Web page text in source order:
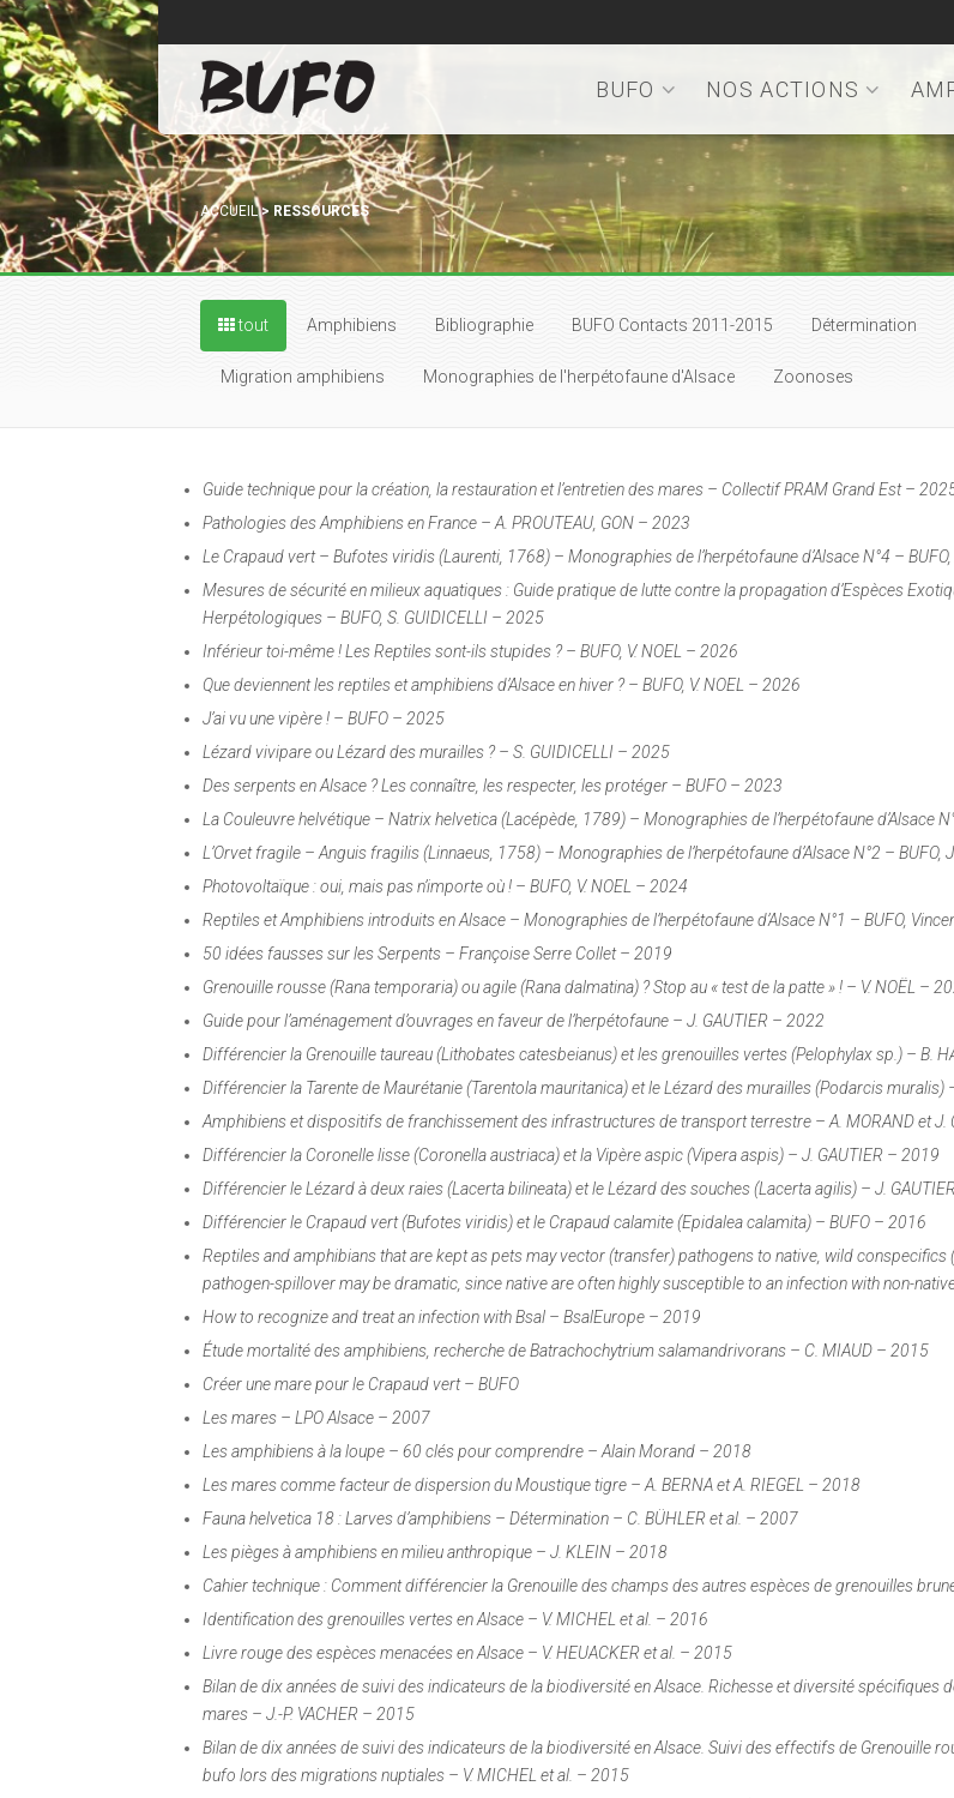
BUFO NOS ACTIONS
ACCUEIL> RESSOURCES
tout Amphibiens Bibliographie BUFO Contacts 2011-2015 Détermination
Migration amphibiens Monographies de l'herpétofaune d'Alsace Zoonoses
Guide technique pour la création, la restauration et l’entretien des mares – Collectif PRAM Grand Est –
Pathologies des Amphibiens en France – A. PROUTEAU, GON – 2023
Le Crapaud vert – Bufotes viridis (Laurenti, 1768) – Monographies de l’herpétofaune d’Alsace N°4 –
Mesures de sécurité en milieux aquatiques : Guide pratique de lutte contre la propagation d’Espèces
Herpétologiques – BUFO, S. GUIDICELLI – 2025
Inférieur toi-même ! Les Reptiles sont-ils stupides ? – BUFO, V. NOEL – 2026
Que deviennent les reptiles et amphibiens d’Alsace en hiver ? – BUFO, V. NOEL – 2026
J’ai vu une vipère ! – BUFO – 2025
Lézard vivipare ou Lézard des murailles ? – S. GUIDICELLI – 2025
Des serpents en Alsace ? Les connaître, les respecter, les protéger – BUFO – 2023
La Couleuvre helvétique – Natrix helvetica (Lacépède, 1789) – Monographies de l’herpétofaune d’Alsace
L’Orvet fragile – Anguis fragilis (Linnaeus, 1758) – Monographies de l’herpétofaune d’Alsace N°2 – BUFO,
Photovoltaïque : oui, mais pas n’importe où ! – BUFO, V. NOEL – 2024
Reptiles et Amphibiens introduits en Alsace – Monographies de l’herpétofaune d’Alsace N°1 – BUFO,
50 idées fausses sur les Serpents – Françoise Serre Collet – 2019
Grenouille rousse (Rana temporaria) ou agile (Rana dalmatina) ? Stop au « test de la patte » ! – V. NOËL –
Guide pour l’aménagement d’ouvrages en faveur de l’herpétofaune – J. GAUTIER – 2022
Différencier la Grenouille taureau (Lithobates catesbeianus) et les grenouilles vertes (Pelophylax sp.) – B.
Différencier la Tarente de Maurétanie (Tarentola mauritanica) et le Lézard des murailles (Podarcis muralis)
Amphibiens et dispositifs de franchissement des infrastructures de transport terrestre – A. MORAND et J.
Différencier la Coronelle lisse (Coronella austriaca) et la Vipère aspic (Vipera aspis) – J. GAUTIER – 2019
Différencier le Lézard à deux raies (Lacerta bilineata) et le Lézard des souches (Lacerta agilis) – J.
Différencier le Crapaud vert (Bufotes viridis) et le Crapaud calamite (Epidalea calamita) – BUFO – 2016
Reptiles and amphibians that are kept as pets may vector (transfer) pathogens to native, wild
pathogen-spillover may be dramatic, since native are often highly susceptible to an infection with non-
How to recognize and treat an infection with Bsal – BsalEurope – 2019
Étude mortalité des amphibiens, recherche deBatrachochytrium salamandrivorans– C. MIAUD – 2015
Créer une mare pour le Crapaud vert – BUFO
Les mares – LPO Alsace – 2007
Les amphibiens à la loupe – 60 clés pour comprendre – Alain Morand – 2018
Les mares comme facteur de dispersion du Moustique tigre – A. BERNA et A. RIEGEL – 2018
Fauna helvetica 18 : Larves d’amphibiens – Détermination – C. BÜHLER et al. – 2007
Les pièges à amphibiens en milieu anthropique – J. KLEIN – 2018
Cahier technique : Comment différencier la Grenouille des champs des autres espèces de grenouilles
Identification des grenouilles vertes en Alsace – V. MICHEL et al. – 2016
Livre rouge des espèces menacées en Alsace – V. HEUACKER et al. – 2015
Bilan de dix années de suivi des indicateurs de la biodiversité en Alsace. Richesse et diversité spécifiques
mares – J.-P. VACHER – 2015
Bilan de dix années de suivi des indicateurs de la biodiversité en Alsace. Suivi des effectifs de Grenouille
bufo lors des migrations nuptiales – V. MICHEL et al. – 2015